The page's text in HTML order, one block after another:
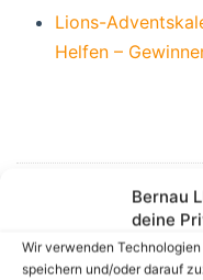
Bernau
deine
Wir verwenden
speichern und/oder darauf
Lions-
Helfen –
Aktuelles aus
Nikolaus-Tag in der